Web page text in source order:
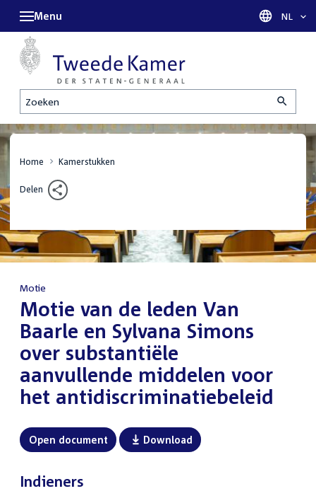
Zoeken
Menu Taal
NL
Home Kamerstukken
Delen
Motie
:Motie van de leden Van
Baarle en Sylvana Simons
over substantiële
aanvullende middelen voor
het antidiscriminatiebeleid
Open document Download
Indieners